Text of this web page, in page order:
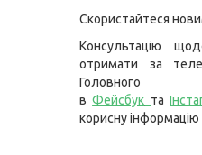
Скористайтеся
Консультацію
отримати за
вФейсбук та
корисну